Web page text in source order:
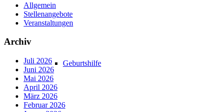
Geburtshilfe
Allgemein
Stellenangebote
Veranstaltungen
Archiv
Juli 2026
Juni 2026
Mai 2026
April 2026
März 2026
Februar 2026